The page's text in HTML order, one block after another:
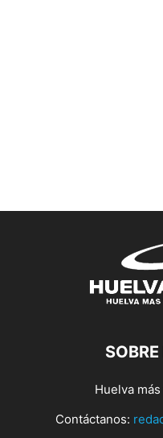
Huelva
Contáctanos: